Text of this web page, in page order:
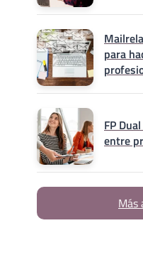
para
FP
entre
Más